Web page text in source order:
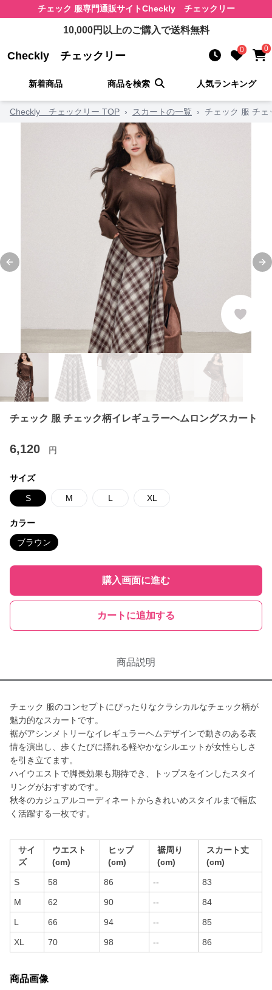
チェック 服専門通販サイトCheckly チェックリー
10,000円以上のご購入で送料無料
Checkly チェックリー 0 0
新着商品 商品を検索 人気ランキング
Checkly チェックリー TOP › スカートの一覧 › チェック 服 チ
Previous slide
チェック 服 チェック柄イレギュラーヘムロングスカート
6,120 円
サイズ
S M L XL
カラー
ブラウン
購入画面に進む
カートに追加する
商品説明
チェック 服のコンセプトにぴったりなクラシカルなチェック柄が
魅力的なスカートです。
裾がアシンメトリーなイレギュラーヘムデザインで動きのある表
情を演出し、歩くたびに揺れる軽やかなシルエットが女性らしさ
を引き立てます。
ハイウエストで脚長効果も期待でき、トップスをインしたスタイ
リングがおすすめです。
秋冬のカジュアルコーディネートからきれいめスタイルまで幅広
く活躍する一枚です。
サイ
ズ
ウエスト
(cm)
ヒップ
(cm)
裾周り
(cm)
スカート丈
(cm)
S 58 86 -- 83
M 62 90 -- 84
L 66 94 -- 85
XL 70 98 -- 86
商品画像